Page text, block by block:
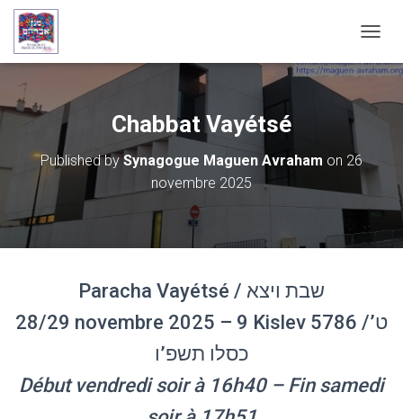
Chabbat Vayétsé
Published bySynagogue Maguen Avraham on 26
novembre 2025
Paracha Vayétsé / שבת ויצא
28/29 novembre 2025 – 9 Kislev 5786 /ט’
כסלו תשפ’ו
Début vendredi soir à 16h40 – Fin samedi